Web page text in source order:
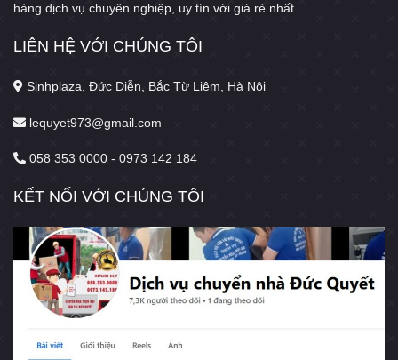
hàng dịch vụ chuyên nghiệp, uy tín với giá rẻ nhất
LIÊN HỆ VỚI CHÚNG TÔI
Sinhplaza, Đức Diễn, Bắc Từ Liêm, Hà Nội
lequyet973@gmail.com
058 353 0000 - 0973 142 184
KẾT NỐI VỚI CHÚNG TÔI